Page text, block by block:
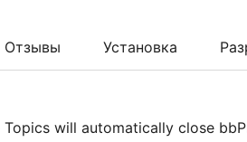
Отзывы Установка
Topics will automatically close